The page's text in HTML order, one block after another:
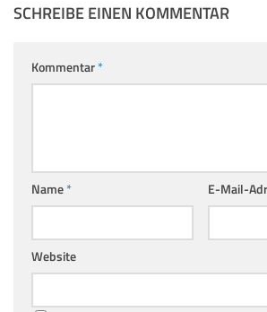
SCHREIBE EINEN KOMMENTAR
Kommentar*
Name* E-Mail-
Website